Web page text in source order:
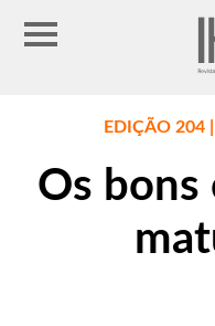
EDIÇÃO 204
Os bons